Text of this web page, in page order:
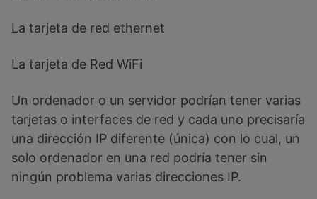
La tarjeta de red ethernet
La tarjeta de Red WiFi
Un ordenador o un servidor podrían tener varias
tarjetas o interfaces de red y cada uno precisaría
una dirección IP diferente (única) con lo cual, un
solo ordenador en una red podría tener sin
ningún problema varias direcciones IP.